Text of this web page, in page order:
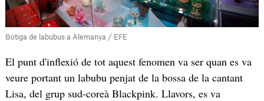
Botiga de labubus a Alemanya / EFE
El punt d'inflexió de tot aquest fenomen va ser quan es va
veure portant un labubu penjat de la bossa de la cantant
Lisa, del grup sud-coreà Blackpink. Llavors, es va